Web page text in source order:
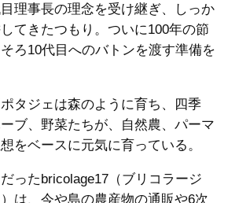
理事長の理念を受け継ぎ、しっか
てきたつもり。ついに100年の節
ろ10代目へのバトンを渡す準備を
タジェは森のように育ち、四季
ブ、野菜たちが、自然農、パーマ
をベースに元気に育っている。
ったbricolage17（ブリコラージ
は、今や島の農産物の通販や6次